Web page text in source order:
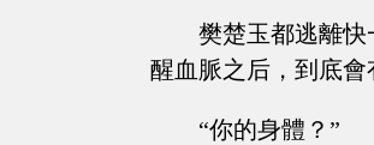
樊楚玉都逃離
醒血脈之后，到底會
“你的身體？”